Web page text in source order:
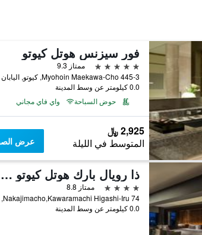
فور سيزنس هوتل كيوتو
5 نجوم
ممتاز 9.3
445-3 Myohoin Maekawa-Cho, كيوتو, اليابان
0.0 كيلومتر عن وسط المدينة
حوض السباحة
واي فاي مجاني
2,925 ﷼
المتوسط في الليلة عرض
ذا رويال بارك هوتل كيوتو سانجو
4 نجوم
ممتاز 8.8
0.0 كيلومتر عن وسط المدينة